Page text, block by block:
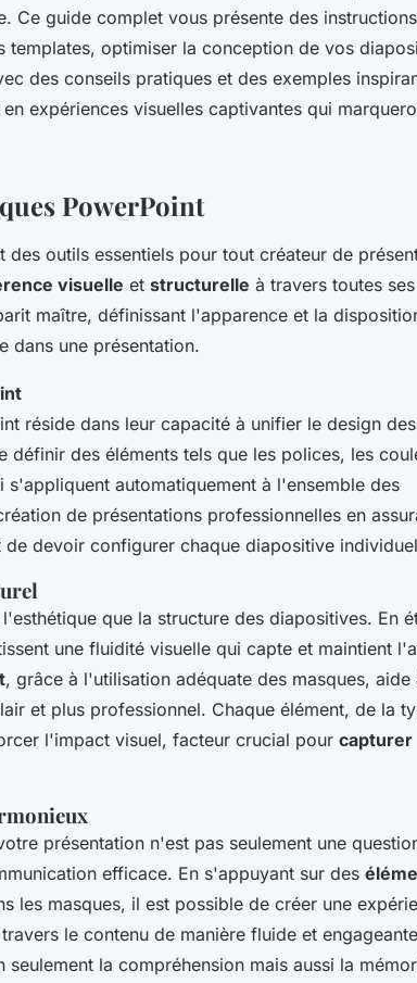
Ce guide complet vous présente des
templates, optimiser la conception de vos
des conseils pratiques et des exemples
expériences visuelles captivantes qui
PowerPoint
des outils essentiels pour tout créateur de
visuelle et structurelle à travers toutes ses
maître, définissant l'apparence et la
dans une présentation.
réside dans leur capacité à unifier le design des
définir des éléments tels que les polices, les
s'appliquent automatiquement à l'ensemble des
de présentations professionnelles en
devoir configurer chaque diapositive
que la structure des diapositives. En
une fluidité visuelle qui capte et maintient
, grâce à l'utilisation adéquate des masques, aide
et plus professionnel. Chaque élément, de la
l'impact visuel, facteur crucial pour capturer
présentation n'est pas seulement une
efficace. En s'appuyant sur des
les masques, il est possible de créer une
le contenu de manière fluide et
la compréhension mais aussi la